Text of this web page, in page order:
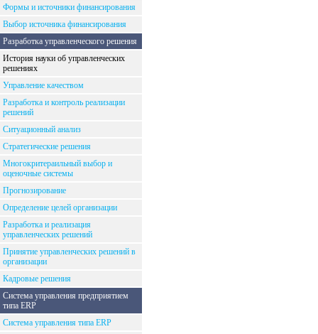
Формы и источники финансирования
Выбор источника финансирования
Разработка управленческого решения
История науки об управленческих
решениях
Управление качеством
Разработка и контроль реализации
решений
Ситуационный анализ
Стратегические решения
Многокритераильный выбор и
оценочные системы
Прогнозирование
Определение целей организации
Разработка и реализация
управленческих решений
Принятие управленческих решений в
организации
Кадровые решения
Система управления предприятием
типа ERP
Система управления типа ERP